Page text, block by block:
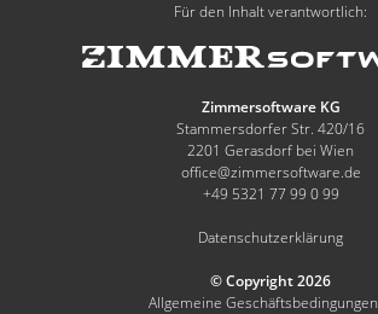
Für den Inhalt verantwortlich:
Zimmersoftware KG
Stammersdorfer Str. 420/16
2201 Gerasdorf bei Wien
office@zimmersoftware.de
+49 5321 77 99 0 99
Datenschutzerklärung
© Copyright 2026
Allgemeine Geschäftsbedingungen